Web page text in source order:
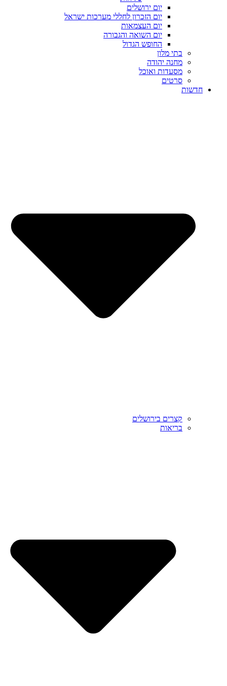
יום ירושלים
יום הזכרון לחללי מערכות ישראל
יום העצמאות
יום השואה והגבורה
החופש הגדול
בתי מלון
מחנה יהודה
מסעדות ואוכל
סרטים
חדשות
קצרים בירושלים
בריאות